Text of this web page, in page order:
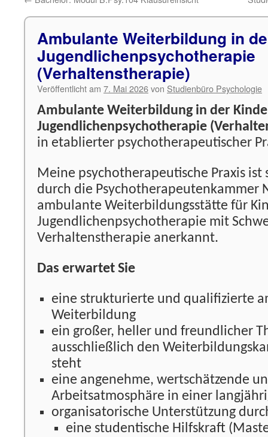
Ambulante Weiterbildung in
Jugendlichenpsychotherapie
(Verhaltenstherapie)
Veröffentlicht am 7. Mai 2026von Studienbüro Psychologie
Ambulante Weiterbildung in der
Jugendlichenpsychotherapie
in etablierter psychotherapeutischer
Meine psychotherapeutische Praxis ist
durch die Psychotherapeutenkammer
ambulante Weiterbildungsstätte für
Jugendlichenpsychotherapie mit
Verhaltenstherapie anerkannt.
Das erwartet Sie
eine strukturierte und qualifizierte
Weiterbildung
ein großer, heller und freundlicher
ausschließlich den
steht
eine angenehme, wertschätzende
Arbeitsatmosphäre in einer
organisatorische Unterstützung
eine studentische Hilfskraft